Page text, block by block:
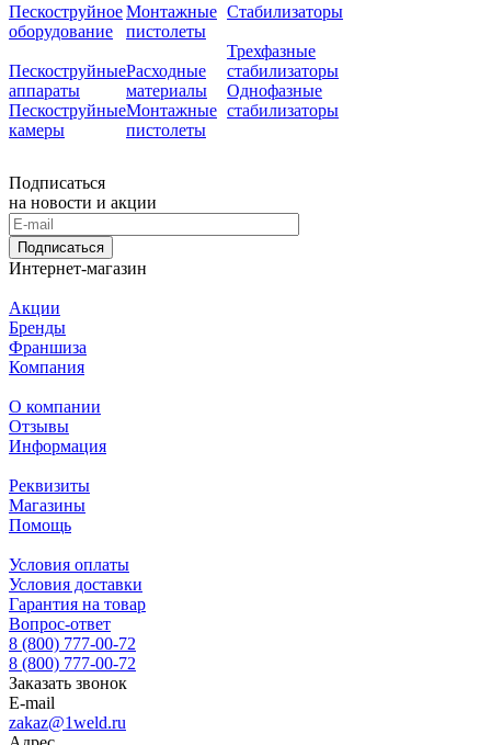
Пескоструйное
оборудование
Пескоструйные
аппараты
Пескоструйные
камеры
Монтажные
пистолеты
Расходные
материалы
Монтажные
пистолеты
Стабилизаторы
Трехфазные
стабилизаторы
Однофазные
стабилизаторы
Подписаться
на новости и акции
Подписаться
Интернет-магазин
Акции
Бренды
Франшиза
Компания
О компании
Отзывы
Информация
Реквизиты
Магазины
Помощь
Условия оплаты
Условия доставки
Гарантия на товар
Вопрос-ответ
8 (800) 777-00-72
8 (800) 777-00-72
Заказать звонок
E-mail
zakaz@1weld.ru